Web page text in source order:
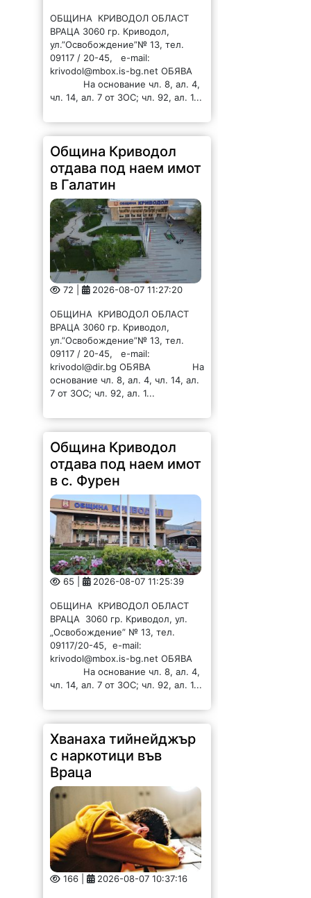
ОБЩИНА КРИВОДОЛ ОБЛАСТ
ВРАЦА 3060 гр. Криводол,
ул.”Освобождение”№ 13, тел.
09117 / 20-45, e-mail:
krivodol@mbox.is-bg.net ОБЯВА
На основание чл. 8, ал. 4,
чл. 14, ал. 7 от ЗОС; чл. 92, ал. 1...
Община Криводол
отдава под наем имот
в Галатин
72 | 2026-08-07 11:27:20
ОБЩИНА КРИВОДОЛ ОБЛАСТ
ВРАЦА 3060 гр. Криводол,
ул.”Освобождение”№ 13, тел.
09117 / 20-45, e-mail:
krivodol@dir.bg ОБЯВА На
основание чл. 8, ал. 4, чл. 14, ал.
7 от ЗОС; чл. 92, ал. 1...
Община Криводол
отдава под наем имот
в с. Фурен
65 | 2026-08-07 11:25:39
ОБЩИНА КРИВОДОЛ ОБЛАСТ
ВРАЦА 3060 гр. Криводол, ул.
„Освобождение” № 13, тел.
09117/20-45, e-mail:
krivodol@mbox.is-bg.net ОБЯВА
На основание чл. 8, ал. 4,
чл. 14, ал. 7 от ЗОС; чл. 92, ал. 1...
Хванаха тийнейджър
с наркотици във
Враца
166 | 2026-08-07 10:37:16